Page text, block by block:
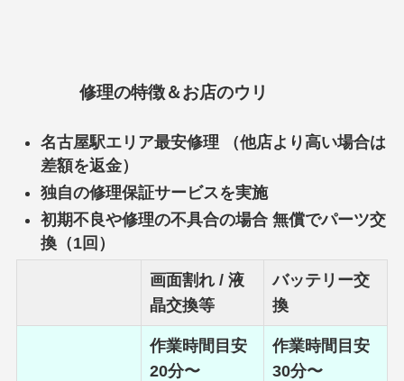
修理の特徴＆お店のウリ
名古屋駅エリア最安修理 （他店より高い場合は
差額を返金）
独自の修理保証サービスを実施
初期不良や修理の不具合の場合 無償でパーツ交
換（1回）
画面割れ / 液
晶交換等
バッテリー交
換
作業時間目安
20分〜
作業時間目安
30分〜